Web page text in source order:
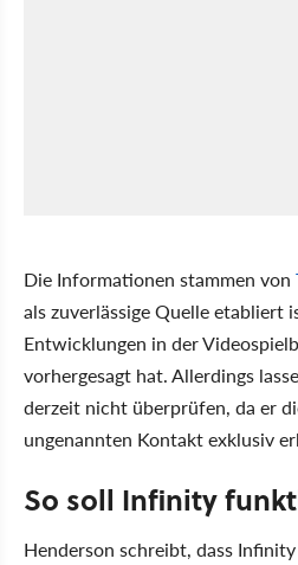
Die Informationen stammen von
als zuverlässige Quelle etabliert
Entwicklungen in der
vorhergesagt hat. Allerdings
derzeit nicht überprüfen, da er
ungenannten Kontakt exklusiv
So soll Infinity
Henderson schreibt, dass